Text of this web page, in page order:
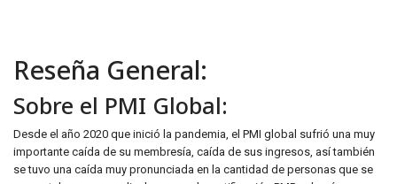
Reseña General:
Sobre el PMI Global:
Desde el año 2020 que inició la pandemia, el PMI global sufrió una muy
importante caída de su membresía, caída de sus ingresos, así también
se tuvo una caída muy pronunciada en la cantidad de personas que se